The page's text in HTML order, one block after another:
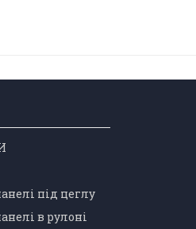
під цеглу
в рулоні